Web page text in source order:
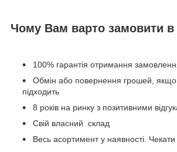
Чому Вам варто замовити в
100% гарантія отримання
Обмін або повернення грошей,
підходить
8 років на ринку з позитивними
Свій власний склад
Весь асортимент у наявності.